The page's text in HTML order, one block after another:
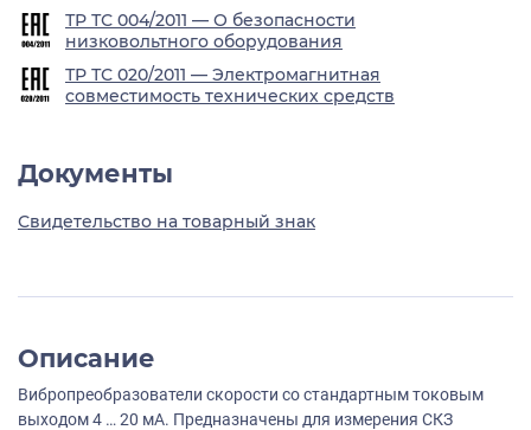
ТР ТС 004/2011 — О безопасности
низковольтного оборудования
ТР ТС 020/2011 — Электромагнитная
совместимость технических средств
Документы
Свидетельство на товарный знак
Описание
Вибропреобразователи скорости со стандартным токовым
выходом 4 … 20 мА. Предназначены для измерения СКЗ